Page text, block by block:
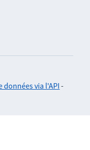
données via l'API-